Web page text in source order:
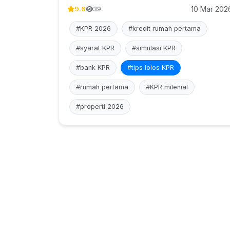
9.6 39 10 Mar
#KPR 2026 #kredit rumah pertama
#syarat KPR #simulasi KPR
#bank KPR #tips lolos KPR
#rumah pertama #KPR milenial
#properti 2026